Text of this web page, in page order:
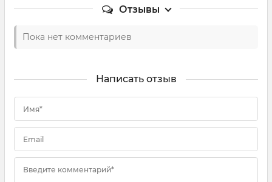
Отзывы
Пока нет комментариев
Написать отзыв
Имя*
Email
Введите комментарий*